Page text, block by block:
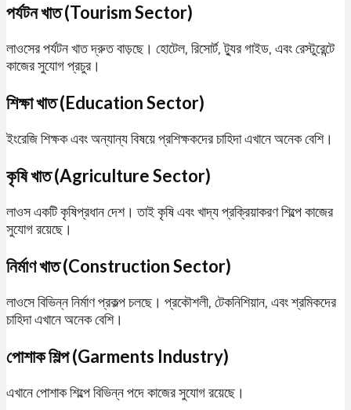
পর্যটন খাত (Tourism Sector)
লাওসের পর্যটন খাত দ্রুত বাড়ছে। হোটেল, রিসোর্ট, ট্যুর গাইড, এবং রেস্টুরেন্টে
কাজের সুযোগ প্রচুর।
শিক্ষা খাত (Education Sector)
ইংরেজি শিক্ষক এবং অন্যান্য বিষয়ে প্রশিক্ষকদের চাহিদা এখানে অনেক বেশি।
কৃষি খাত (Agriculture Sector)
লাওস একটি কৃষিপ্রধান দেশ। তাই কৃষি এবং খাদ্য প্রক্রিয়াকরণ শিল্পে কাজের
সুযোগ রয়েছে।
নির্মাণ খাত (Construction Sector)
লাওসে বিভিন্ন নির্মাণ প্রকল্প চলছে। প্রকৌশলী, টেকনিশিয়ান, এবং শ্রমিকদের
চাহিদা এখানে অনেক বেশি।
পোশাক শিল্প (Garments Industry)
এখানে পোশাক শিল্পে বিভিন্ন পদে কাজের সুযোগ রয়েছে।